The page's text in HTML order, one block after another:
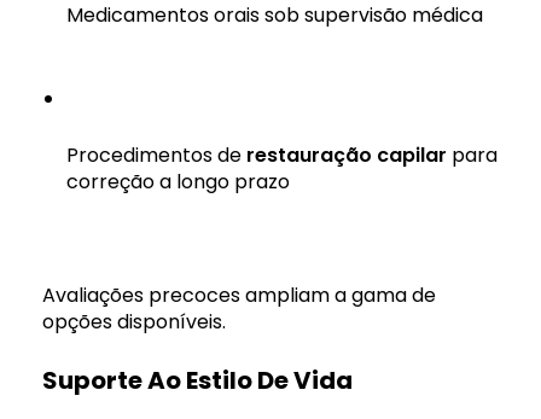
Medicamentos orais sob supervisão médica
Procedimentos de restauração capilar para
correção a longo prazo
Avaliações precoces ampliam a gama de
opções disponíveis.
Suporte Ao Estilo De Vida